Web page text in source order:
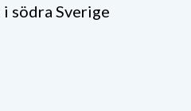
södra Sverige